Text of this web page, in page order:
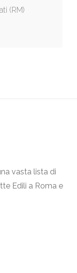
(RM)
vasta lista di
Edili a Roma e